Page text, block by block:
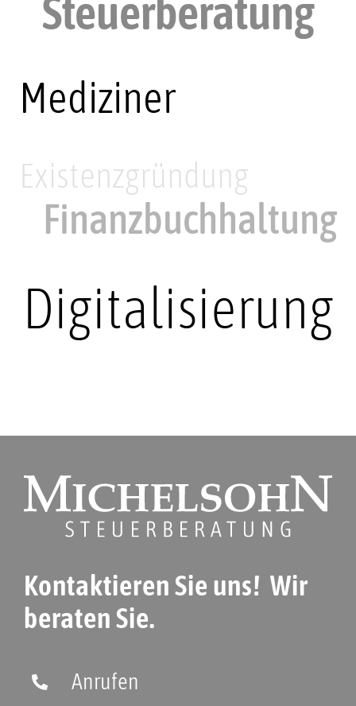
Steuerberatung
Mediziner
Existenzgründung
Finanzbuchhaltung
Digitalisierung
Kontaktieren Sie uns! Wir
beraten Sie.
Anrufen